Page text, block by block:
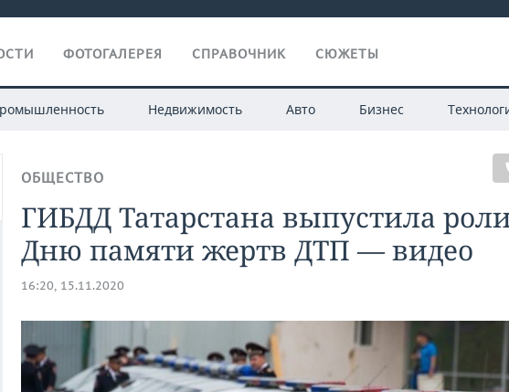
ФОТОГАЛЕРЕЯ СПРАВОЧНИК СЮЖЕТЫ
Недвижимость Авто Бизнес
ОБЩЕСТВО
ГИБДД Татарстана выпустила
Дню памяти жертв ДТП — видео
16:20, 15.11.2020